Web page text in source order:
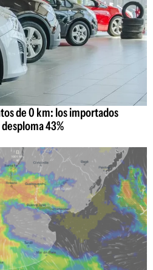
de 0 km: los importados
43%